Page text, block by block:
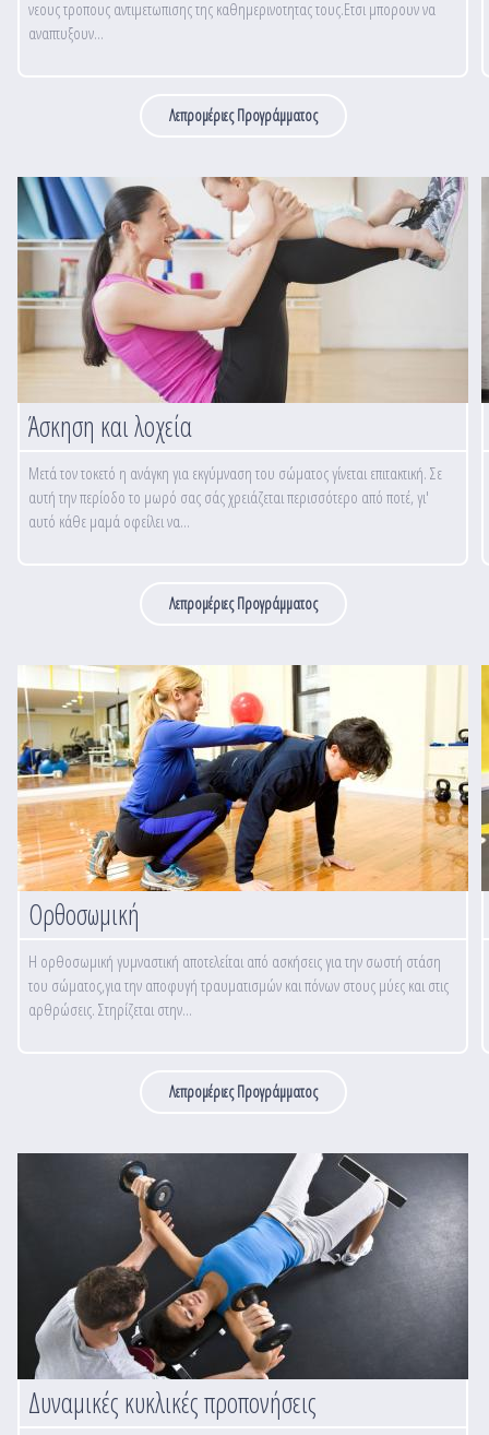
νεους τροπους αντιμετωπισης της καθημερινοτητας τους.Ετσι μπορουν να
αναπτυξουν...
Λεπρομέριες Προγράμματος
Άσκηση και λοχεία
Μετά τον τοκετό η ανάγκη για εκγύμναση του σώματος γίνεται επιτακτική. Σε
αυτή την περίοδο το μωρό σας σάς χρειάζεται περισσότερο από ποτέ, γι'
αυτό κάθε μαμά οφείλει να...
Λεπρομέριες Προγράμματος
Ορθοσωμική
Η ορθοσωμική γυμναστική αποτελείται από ασκήσεις για την σωστή στάση
του σώματος,για την αποφυγή τραυματισμών και πόνων στους μύες και στις
αρθρώσεις. Στηρίζεται στην...
Λεπρομέριες Προγράμματος
Δυναμικές κυκλικές προπονήσεις